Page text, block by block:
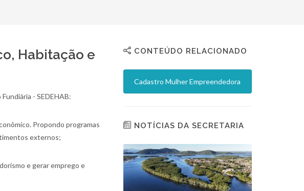
Habitação e
- SEDEHAB:
Propondo programas
externos;
e gerar emprego e
CONTEÚDO RELACIONADO
Cadastro Mulher Empreendedora
NOTÍCIAS DA SECRETARIA